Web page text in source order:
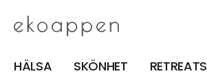
HÄLSA SKÖNHET RETREATS